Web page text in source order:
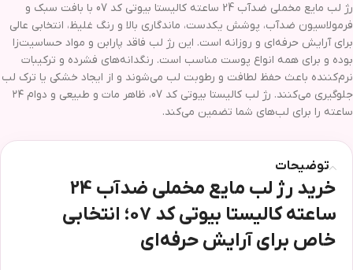
رژ لب مایع مخملی ضدآب 24 ساعته کالیستا بیوتی کد 07 با بافت سبک و
فرمولاسیون ضدآب، پوشش یکدست، ماندگاری بالا و رنگ غلیظ، انتخابی عالی
برای آرایش حرفه‌ای و روزانه است. این رژ لب فاقد پارابن و مواد حساسیت‌زا
بوده و برای همه انواع پوست مناسب است. رنگدانه‌های فشرده و ترکیبات
نرم‌کننده باعث حفظ لطافت و رطوبت لب می‌شوند و از ایجاد خشکی یا ترک لب
جلوگیری می‌کنند. رژ لب کالیستا بیوتی کد 07، ظاهر مات و طبیعی و دوام ۲۴
ساعته را برای لب‌های شما تضمین می‌کند.
توضیحات
خرید رژ لب مایع مخملی ضدآب 24
ساعته کالیستا بیوتی کد 07؛ انتخابی
خاص برای آرایش حرفه‌ای